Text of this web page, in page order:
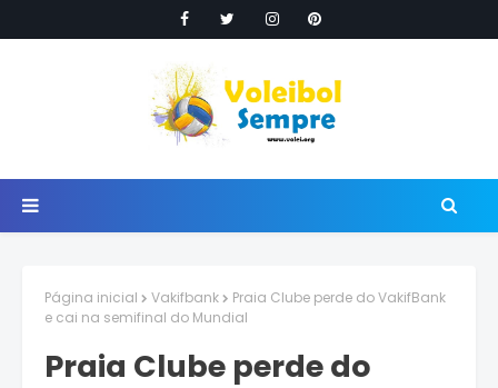
Página inicial Vakifbank
Praia Clube perde do VakifBank
e cai na semifinal do Mundial
Praia Clube perde do